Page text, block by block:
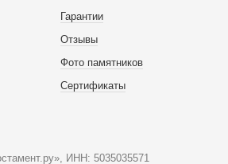
Гарантии
Отзывы
Фото памятников
Сертификаты
ИНН: 5035035571